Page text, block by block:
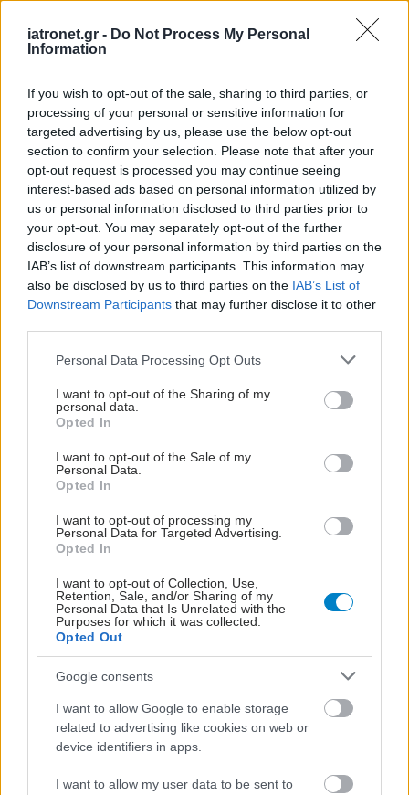
iatronet.gr - Do Not Process My Personal
Information
If you wish to opt-out of the sale, sharing to third parties, or
processing of your personal or sensitive information for
targeted advertising by us, please use the below opt-out
section to confirm your selection. Please note that after your
opt-out request is processed you may continue seeing
interest-based ads based on personal information utilized by
us or personal information disclosed to third parties prior to
your opt-out. You may separately opt-out of the further
disclosure of your personal information by third parties on the
IAB’s list of downstream participants. This information may
also be disclosed by us to third parties on the IAB’s List of
Downstream Participants that may further disclose it to other
Please note that this website/app uses one or more Google
not limited to your visit or usage behaviour. You may click to
grant or deny consent to Google and its third-party tags to
use your data for below specified purposes in below Google
consent section.
Personal Data Processing Opt Outs
I want to opt-out of the Sharing of my
personal data.
Opted In
I want to opt-out of the Sale of my
Personal Data.
Opted In
I want to opt-out of processing my
Personal Data for Targeted Advertising.
Opted In
I want to opt-out of Collection, Use,
Retention, Sale, and/or Sharing of my
Personal Data that Is Unrelated with the
Purposes for which it was collected.
Opted Out
Google consents
I want to allow Google to enable storage
related to advertising like cookies on web or
device identifiers in apps.
I want to allow my user data to be sent to
Η πρόωρη εμμηνόπαυση
συνδέεται με υπέρταση
Απώλεια οστικής
πυκνότητας στην
εμμηνόπαυση: Όσα
πρέπει να γνωρίζετε
Εγκυμοσύνη στην
περιεμμηνόπαυση: Όσα
το ''μυστικό'' της υγιούς
αυτοφροντίδα των
γυναικών στην
εμμηνόπαυση
ΔΕΙΤΕ ΕΠΙΣΗΣ